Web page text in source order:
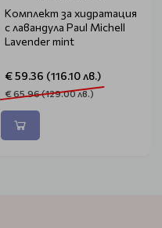
Комплект за хидратация
с лавандула Paul Michell
Lavender mint
€ 59.36 (116.10 лв.)
€ 65.96 (129.00 лв.)